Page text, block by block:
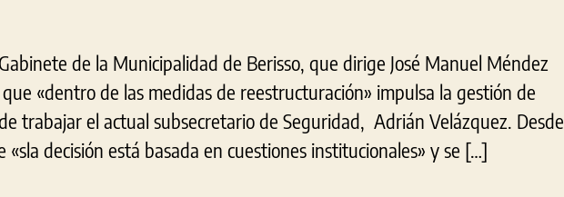
de la Municipalidad de Berisso, que dirige José Manuel Méndez
«dentro de las medidas de reestructuración» impulsa la gestión de
trabajar el actual subsecretario de Seguridad, Adrián Velázquez. Desde
«sla decisión está basada en cuestiones institucionales» y se […]